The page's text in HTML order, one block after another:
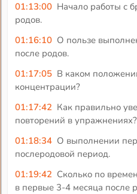
01:13:00 Начало работы с
родов.
01:16:10 О пользе
после родов.
01:17:05 В каком
концентрации?
01:17:42 Как правильно
повторений в упражнениях?
01:18:34 О выполнении
послеродовой период.
01:19:42 Сколько по
в первые 3-4 месяца после